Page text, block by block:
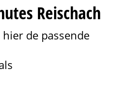
Reischach
de passende